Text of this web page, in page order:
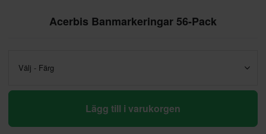
Acerbis Banmarkeringar 56-Pack
Välj - Färg
Lägg till i varukorgen